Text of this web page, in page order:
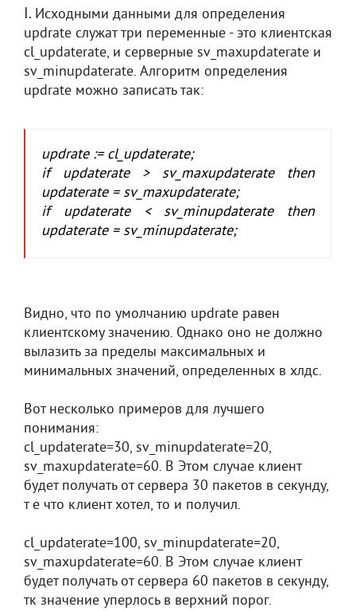
I. Исходными данными для определения
updrate служат три переменные - это клиентская
cl_updaterate, и серверные sv_maxupdaterate и
sv_minupdaterate. Алгоритм определения
updrate можно записать так:
updrate := cl_updaterate;
if updaterate > sv_maxupdaterate then
updaterate = sv_maxupdaterate;
if updaterate < sv_minupdaterate then
updaterate = sv_minupdaterate;
Видно, что по умолчанию updrate равен
клиентскому значению. Однако оно не должно
вылазить за пределы максимальных и
минимальных значений, определенных в хлдс.
Вот несколько примеров для лучшего
понимания:
cl_updaterate=30, sv_minupdaterate=20,
sv_maxupdaterate=60. В Этом случае клиент
будет получать от сервера 30 пакетов в секунду,
т е что клиент хотел, то и получил.
cl_updaterate=100, sv_minupdaterate=20,
sv_maxupdaterate=60. В Этом случае клиент
будет получать от сервера 60 пакетов в секунду,
тк значение уперлось в верхний порог.